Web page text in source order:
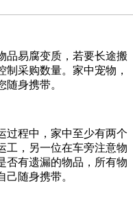
品易腐变质，若要长途搬
采购数量。家中宠物，
身携带。
过程中，家中至少有两个
工，另一位在车旁注意物
否有遗漏的物品，所有物
随身携带。